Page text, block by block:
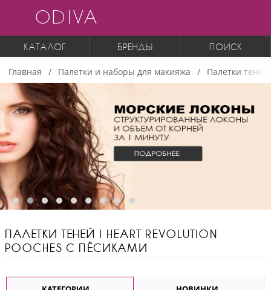
ODIVA
КАТАЛОГ БРЕНДЫ ПОИСК
Главная Палетки и наборы для макияжа Палетки
ПАЛЕТКИ ТЕНЕЙ I HEART REVOLUTION
POOCHES С ПЁСИКАМИ